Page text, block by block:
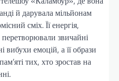
й дарувала мільйонам
сміх. Її енергія,
звичайні
вибухи емоцій, а її образи
тих, хто зростав на